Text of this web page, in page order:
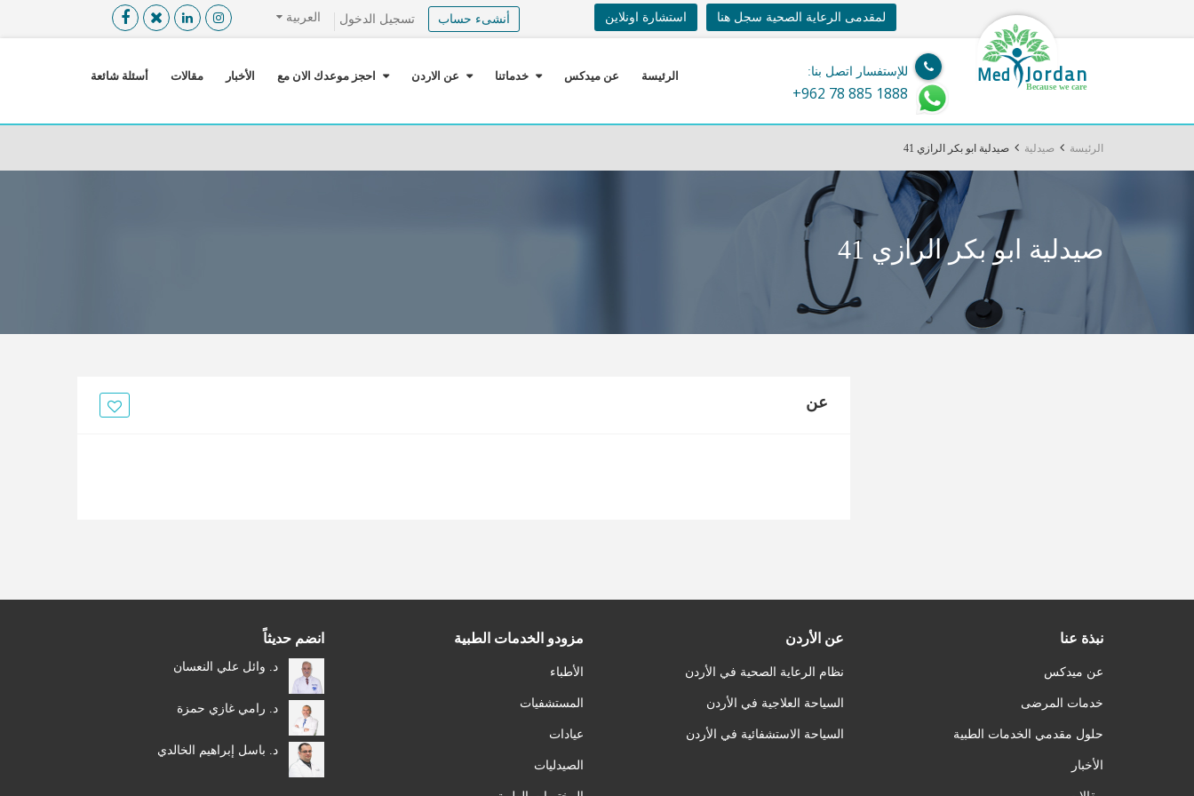
القائمة X
العربية تسجيل الدخول استشارة اونلاين لمقدمى الرعاية الصحية سجل هنا أنشىء حساب
Med Jordan
Because we care
للإستفسار اتصل بنا:
+962 78 885 1888
الرئيسة عن ميدكس خدماتنا عن الاردن احجز موعدك الان مع الأخبار مقالات أسئلة شائعة
الرئيسة صيدلية صيدلية ابو بكر الرازي 41
صيدلية ابو بكر الرازي 41
عن
نبذة عنا
عن ميدكس
خدمات المرضى
حلول مقدمي الخدمات الطبية
الأخبار
عن الأردن
نظام الرعاية الصحية في الأردن
السياحة العلاجية في الأردن
السياحة الاستشفائية في الأردن
مزودو الخدمات الطبية
الأطباء
المستشفيات
عيادات
الصيدليات
انضم حديثاً
د. وائل علي النعسان
د. رامي غازي حمزة
د. باسل إبراهيم الخالدي